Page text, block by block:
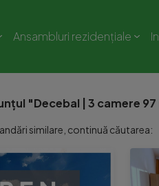
Ansambluri rezidențiale
"Decebal | 3 camere
similare, continuă căutarea: